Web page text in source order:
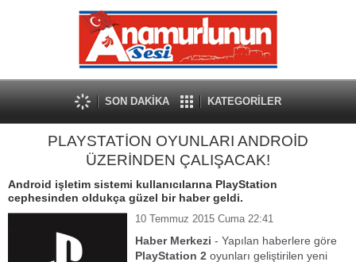
SON DAKİKA KATEGORİLER
PLAYSTATİON OYUNLARI ANDROİD
ÜZERİNDEN ÇALIŞACAK!
Android işletim sistemi kullanıcılarına PlayStation
cephesinden oldukça güzel bir haber geldi.
10 Temmuz 2015 Cuma 22:41
Haber Merkezi - Yapılan haberlere göre
PlayStation 2 oyunları geliştirilen yeni